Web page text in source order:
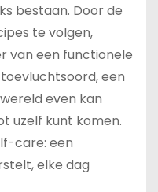
bestaan. Door de
te volgen,
van een functionele
een
even kan
uzelf kunt komen.
care: een
elke dag